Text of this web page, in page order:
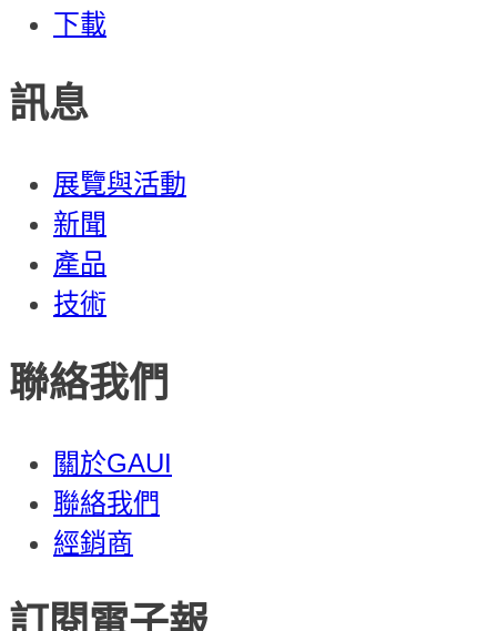
下載
訊息
展覽與活動
新聞
產品
技術
聯絡我們
關於GAUI
聯絡我們
經銷商